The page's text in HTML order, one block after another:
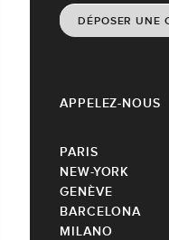
DÉPOSER UNE
APPELEZ-NOUS
PARIS
NEW-YORK
GENÈVE
BARCELONA
MILANO